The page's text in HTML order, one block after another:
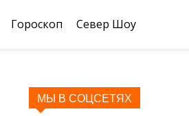
Гороскоп Север Шоу
МЫ В СОЦСЕТЯХ